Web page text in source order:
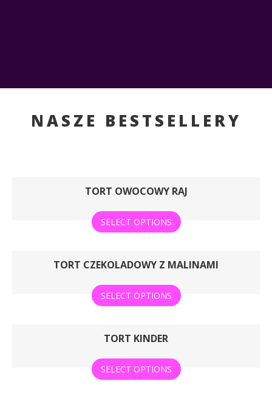
NASZE BESTSELLERY
TORT OWOCOWY RAJ
SELECT OPTIONS
TORT CZEKOLADOWY Z MALINAMI
SELECT OPTIONS
TORT KINDER
SELECT OPTIONS